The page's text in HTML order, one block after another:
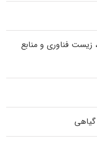
فناوری و منابع
گیاهی